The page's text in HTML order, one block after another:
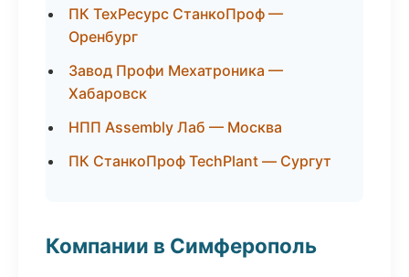
ПК ТехРесурс СтанкоПроф —
Оренбург
Завод Профи Мехатроника —
Хабаровск
НПП Assembly Лаб — Москва
ПК СтанкоПроф TechPlant — Сургут
Компании в Симферополь